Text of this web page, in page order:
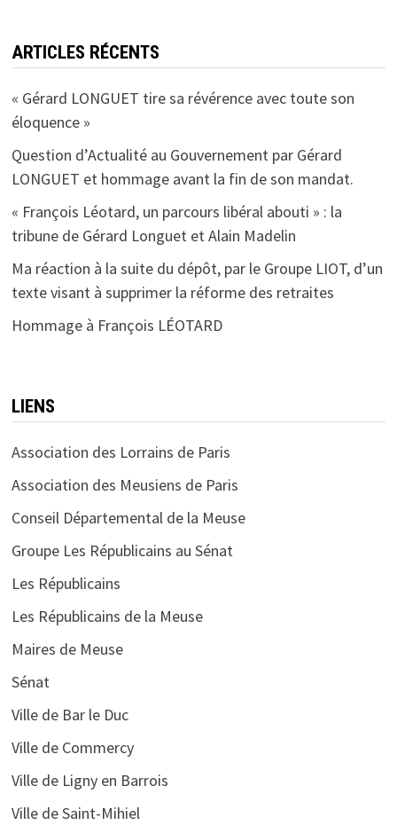
ARTICLES RÉCENTS
« Gérard LONGUET tire sa révérence avec toute son
éloquence »
Question d’Actualité au Gouvernement par Gérard
LONGUET et hommage avant la fin de son mandat.
« François Léotard, un parcours libéral abouti » : la
tribune de Gérard Longuet et Alain Madelin
Ma réaction à la suite du dépôt, par le Groupe LIOT, d’un
texte visant à supprimer la réforme des retraites
Hommage à François LÉOTARD
LIENS
Association des Lorrains de Paris
Association des Meusiens de Paris
Conseil Départemental de la Meuse
Groupe Les Républicains au Sénat
Les Républicains
Les Républicains de la Meuse
Maires de Meuse
Sénat
Ville de Bar le Duc
Ville de Commercy
Ville de Ligny en Barrois
Ville de Saint-Mihiel